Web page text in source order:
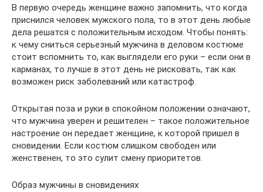
В первую очередь женщине важно запомнить, что когда
приснился человек мужского пола, то в этот день любые
дела решатся с положительным исходом. Чтобы понять:
к чему сниться серьезный мужчина в деловом костюме
стоит вспомнить то, как выглядели его руки – если они в
карманах, то лучше в этот день не рисковать, так как
возможен риск заболеваний или катастроф.
Открытая поза и руки в спокойном положении означают,
что мужчина уверен и решителен – такое положительное
настроение он передает женщине, к которой пришел в
сновидении. Если костюм слишком свободен или
женственен, то это сулит смену приоритетов.
Образ мужчины в сновидениях